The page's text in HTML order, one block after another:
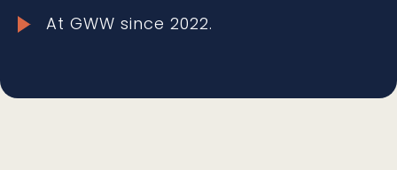
At GWW since 2022.